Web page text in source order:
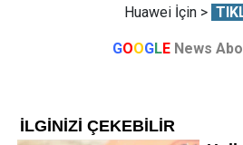
Huawei İçin >
GOOGLE News